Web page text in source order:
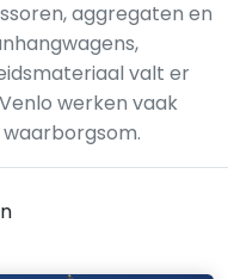
aggregaten en
valt er
werken vaak